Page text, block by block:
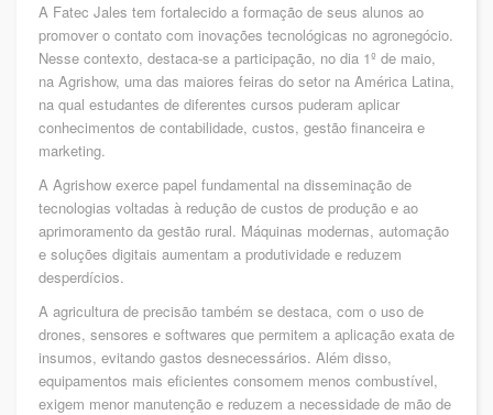
A Fatec Jales tem fortalecido a formação de seus alunos ao
promover o contato com inovações tecnológicas no agronegócio.
Nesse contexto, destaca-se a participação, no dia 1º de maio,
na Agrishow, uma das maiores feiras do setor na América Latina,
na qual estudantes de diferentes cursos puderam aplicar
conhecimentos de contabilidade, custos, gestão financeira e
marketing.
A Agrishow exerce papel fundamental na disseminação de
tecnologias voltadas à redução de custos de produção e ao
aprimoramento da gestão rural. Máquinas modernas, automação
e soluções digitais aumentam a produtividade e reduzem
desperdícios.
A agricultura de precisão também se destaca, com o uso de
drones, sensores e softwares que permitem a aplicação exata de
insumos, evitando gastos desnecessários. Além disso,
equipamentos mais eficientes consomem menos combustível,
exigem menor manutenção e reduzem a necessidade de mão de